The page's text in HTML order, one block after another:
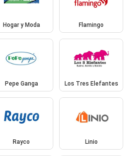
Hogar y Moda Flamingo
Pepe Ganga Los Tres Elefantes
Rayco Linio